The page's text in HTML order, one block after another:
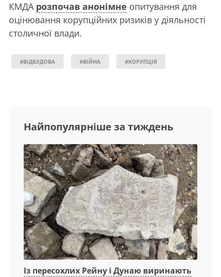
КМДА розпочав анонімне опитування для
оцінювання корупційних ризиків у діяльності
столичної влади.
#ВІДБУДОВА #ВІЙНА #КОРУПЦІЯ
Найпопулярніше за тиждень
Із пересохлих Рейну і Дунаю виринають